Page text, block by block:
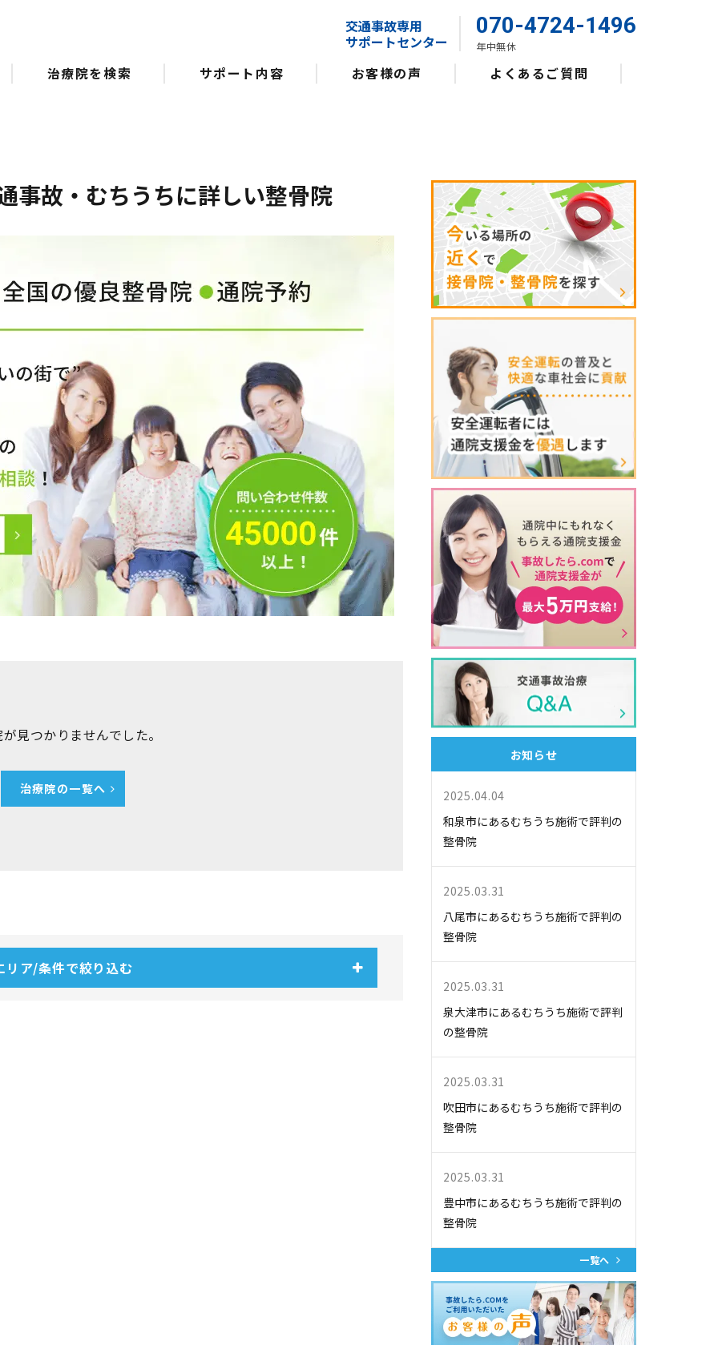
交通事故専用
サポートセンター
070-4724-1496
年中無休
治療院を検索 サポート内容 お客様の声 よくあるご質問
事故・むちうちに詳しい整骨院
見つかりませんでした。
治療院の一覧へ
リア/条件で絞り込む
お知らせ
2025.04.04
和泉市にあるむちうち施術で評判の
整骨院
2025.03.31
八尾市にあるむちうち施術で評判の
整骨院
2025.03.31
泉大津市にあるむちうち施術で評判
の整骨院
2025.03.31
吹田市にあるむちうち施術で評判の
整骨院
2025.03.31
豊中市にあるむちうち施術で評判の
整骨院
一覧へ